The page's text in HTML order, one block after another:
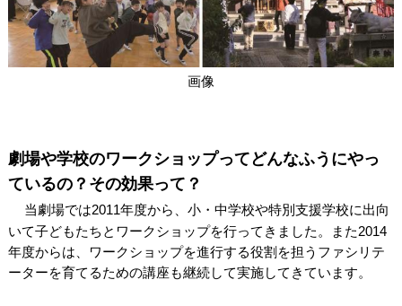
交通アクセス お問合せ
画像
劇場や学校のワークショップってどんなふうにやっ
ているの？ その効果って？
当劇場では2011年度から、小・中学校や特別支援学校に出向
いて子どもたちとワークショップを行ってきました。また2014
年度からは、ワークショップを進行する役割を担うファシリテ
ーターを育てるための講座も継続して実施してきています。